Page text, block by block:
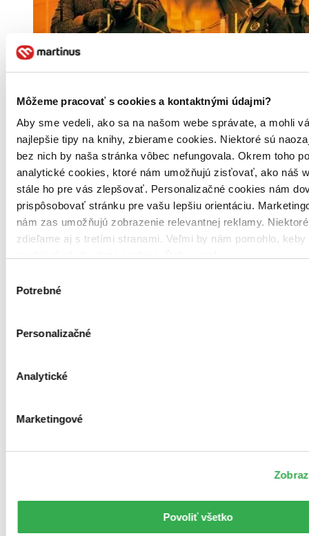
Môžeme pracovať s cookies a kontaktnými údajmi?
Aby sme vedeli, ako sa na našom webe správate, a mohli
najlepšie tipy na knihy, zbierame cookies. Niektoré sú
bez nich by naša stránka vôbec nefungovala. Okrem toho
analytické cookies, ktoré nám umožňujú zisťovať, ako náš
stále ho pre vás zlepšovať. Personalizačné cookies nám
prispôsobovať stránku pre vašu lepšiu orientáciu.
nám zas umožňujú zobrazenie relevantnej reklamy.
zdieľame aj s tretími stranami. Veľmi by nám pomohlo, keby
súhlasu
Potrebné
Personalizačné
Analytické
Marketingové
Povoliť všetko
Brožovaná väzba
Túto knihu máme síce aktuálne na sklade, máme však už iba
18,70 €